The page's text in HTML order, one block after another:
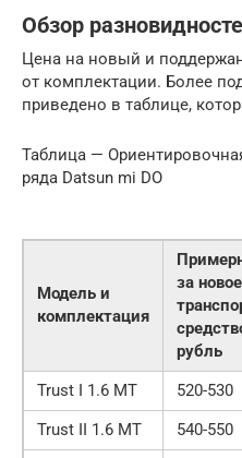
Обзор
Цена на новый и
от комплектации. Более
приведено в таблице,
Таблица —
ряда Datsun mi DO
Модель и
комплектация
за новое
рубль
Trust I 1.6 MT 520-530
Trust II 1.6 MT
540-550